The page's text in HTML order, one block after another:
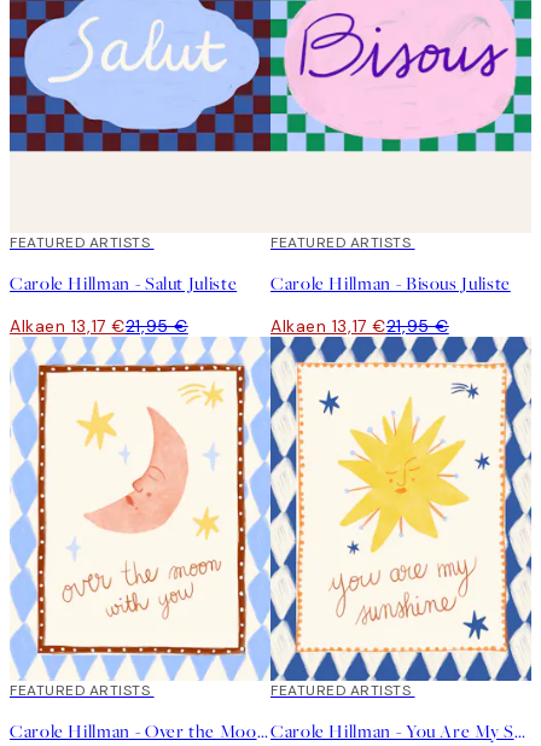
40%*
FEATURED ARTISTS
Carole Hillman - Salut Juliste
Alkaen 13,17 €21,95 €
40%*
FEATURED ARTISTS
Carole Hillman - Bisous Juliste
Alkaen 13,17 €21,95 €
40%*
FEATURED ARTISTS
Carole Hillman - Over the Moon Juliste
40%*
FEATURED ARTISTS
Carole Hillman - You Are My Sunshine Juliste